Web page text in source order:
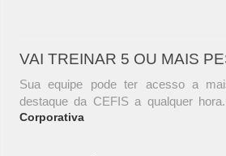
VAI TREINAR 5 OU MAIS
Sua equipe pode ter acesso a
destaque da CEFIS a qualquer hora.
Corporativa